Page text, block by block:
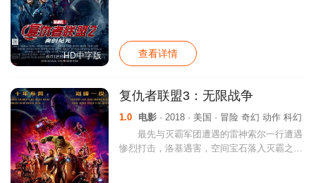
HD中字版 查看详情
复仇者联盟3：无限战争
1.0 电影 · 2018 · 美国 · 冒险 奇幻 动作 科幻
最先与灭霸军团遭遇的雷神索尔一行遭遇
惨烈打击，洛基遇害，空间宝石落入灭霸之